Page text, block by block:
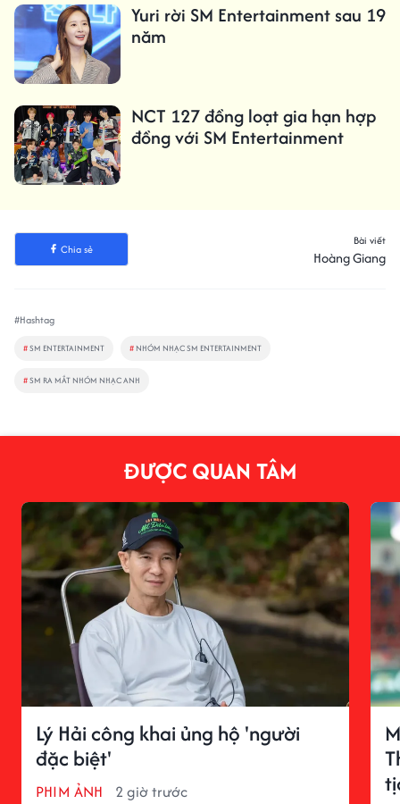
Yuri rời SM Entertainment sau 19
năm
NCT 127 đồng loạt gia hạn hợp
đồng với SM Entertainment
Chia sẻ
Bài viết
Hoàng Giang
#Hashtag
#SM ENTERTAINMENT # NHÓM NHẠC SM ENTERTAINMENT
#SM RA MẮT NHÓM NHẠC ANH
ĐƯỢC QUAN TÂM
Lý Hải công khai ủng hộ 'người
đặc biệt'
PHIM ẢNH 2 giờ trước